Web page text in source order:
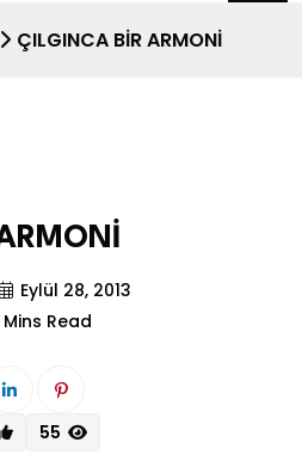
ÇILGINCA BİR ARMONİ
Eylül 28, 2013
Mins Read
55